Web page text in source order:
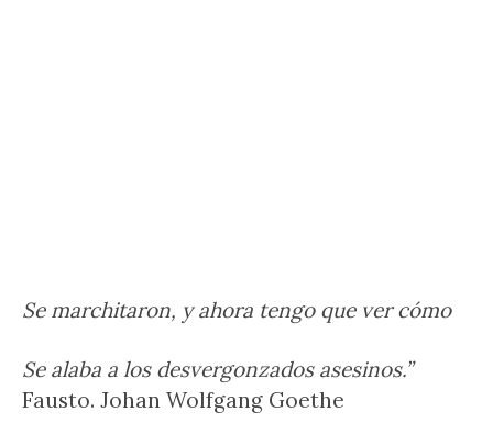
Se marchitaron, y ahora tengo que ver cómo
Se alaba a los desvergonzados asesinos.”
Fausto. Johan Wolfgang Goethe